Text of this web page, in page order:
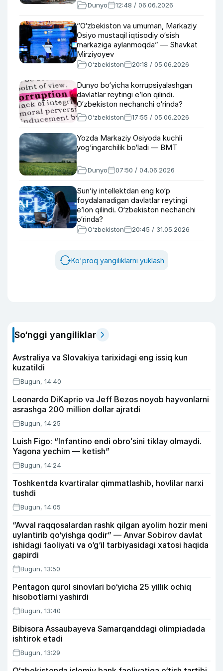
Dunyo 12:48 / 06.06.2026
“O‘zbekiston va umuman, Markaziy
Osiyo mustaqil iqtisodiy o‘sish
markaziga aylanmoqda” — Shavkat
Mirziyoyev
O‘zbekiston 20:18 / 05.06.2026
Dunyo bo‘yicha korrupsiyalashgan
davlatlar reytingi e’lon qilindi.
O‘zbekiston nechanchi o‘rinda?
O‘zbekiston 17:55 / 05.06.2026
Yozda Markaziy Osiyoda kuchli
yog‘ingarchilik bo‘ladi — BMT
Dunyo 07:50 / 04.06.2026
Sun’iy intellektdan eng ko‘p
foydalanadigan davlatlar reytingi
e’lon qilindi. O‘zbekiston nechanchi
o‘rinda?
O‘zbekiston 20:45 / 31.05.2026
Ko'proq yangiliklarni yuklash
So‘nggi yangiliklar
Avstraliya va Slovakiya tarixidagi eng issiq kun
kuzatildi
Bugun, 14:40
Leonardo DiKaprio va Jeff Bezos noyob hayvonlarni
asrashga 200 million dollar ajratdi
Bugun, 14:25
Luish Figo: “Infantino endi obroʻsini tiklay olmaydi.
Yagona yechim — ketish”
Bugun, 14:24
Toshkentda kvartiralar qimmatlashib, hovlilar narxi
tushdi
Bugun, 14:05
“Avval raqqosalardan rashk qilgan ayolim hozir meni
uylantirib qo‘yishga qodir” — Anvar Sobirov davlat
ishidagi faoliyati va o‘g‘il tarbiyasidagi xatosi haqida
gapirdi
Bugun, 13:50
Pentagon qurol sinovlari bo‘yicha 25 yillik ochiq
hisobotlarni yashirdi
Bugun, 13:40
Bibisora Assaubayeva Samarqanddagi olimpiadada
ishtirok etadi
Bugun, 13:29